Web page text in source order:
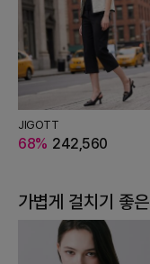
THE TILBURY
66%53,720
JIGOTT
68% 242,560
가볍게 걸치기 좋은